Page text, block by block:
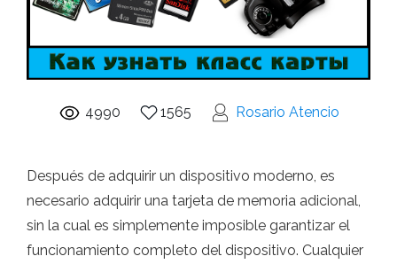
4990 1565 Rosario Atencio
Después de adquirir un dispositivo moderno, es
necesario adquirir una tarjeta de memoria adicional,
sin la cual es simplemente imposible garantizar el
funcionamiento completo del dispositivo. Cualquier